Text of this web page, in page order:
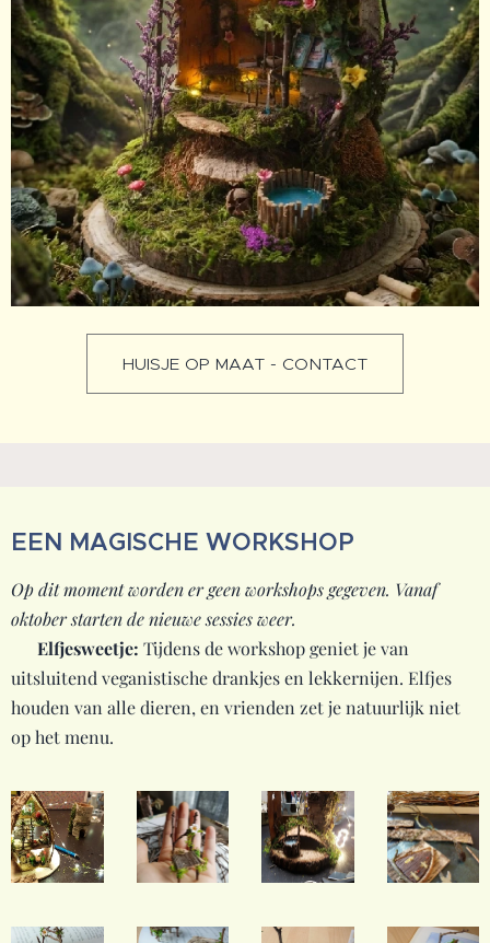
HUISJE OP MAAT - CONTACT
EEN MAGISCHE WORKSHOP
Op dit moment worden er geen workshops gegeven. Vanaf
oktober starten de nieuwe sessies weer.
✨ Elfjesweetje: Tijdens de workshop geniet je van
uitsluitend veganistische drankjes en lekkernijen. Elfjes
houden van alle dieren, en vrienden zet je natuurlijk niet
op het menu. 🌿